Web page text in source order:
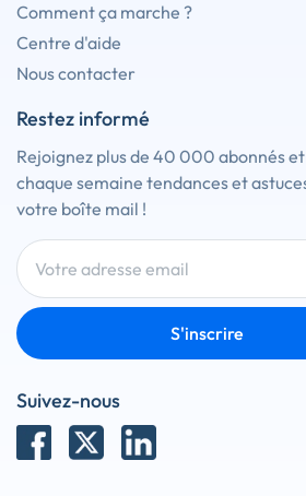
Comment ça marche ?
Centre d'aide
Nous contacter
Restez informé
Rejoignez plus de 40 000 abonnés
chaque semaine tendances et
votre boîte mail !
S'inscrire
Suivez-nous